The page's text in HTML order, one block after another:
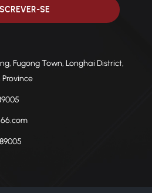
Fugong Town, Longhai District,